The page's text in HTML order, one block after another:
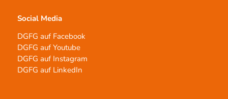
Social Media
DGFG auf Facebook
DGFG auf Youtube
DGFG auf Instagram
DGFG auf LinkedIn